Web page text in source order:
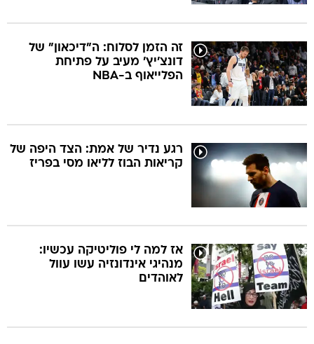
זה הזמן לסלוח: ה"דיכאון" של
דונצ'יץ' מעיב על פתיחת
הפלייאוף ב-NBA
רגע נדיר של אמת: הצד היפה של
קריאות הבוז לליאו מסי בפריז
אז למה לי פוליטיקה עכשיו:
מנהיגי אינדונזיה עשו עוול
לאוהדים